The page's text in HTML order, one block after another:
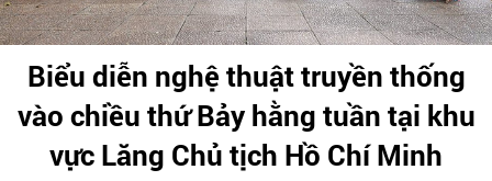
Biểu diễn nghệ thuật truyền thống
vào chiều thứ Bảy hằng tuần tại khu
vực Lăng Chủ tịch Hồ Chí Minh